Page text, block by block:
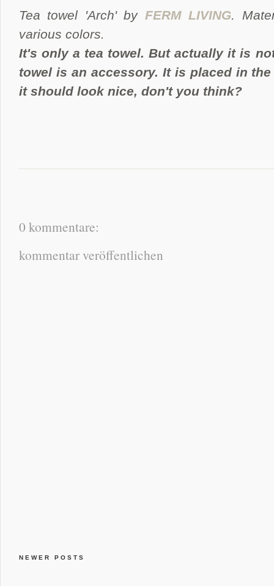
Tea towel 'Arch' by FERM LIVING.
various colors.
It's only a tea towel. But actually it is
towel is an accessory. It is placed in
it should look nice, don't you think?
0 kommentare:
kommentar veröffentlichen
NEWER POSTS